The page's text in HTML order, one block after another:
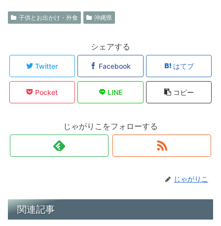
子供とお出かけ・外食 沖縄県
シェアする
Twitter Facebook はてブ
Pocket LINE コピー
じゃがりこをフォローする
じゃがりこ
関連記事